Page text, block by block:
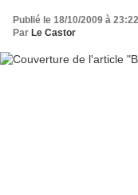
Publié le 18/10/2009 à 23:22
Par Le Castor